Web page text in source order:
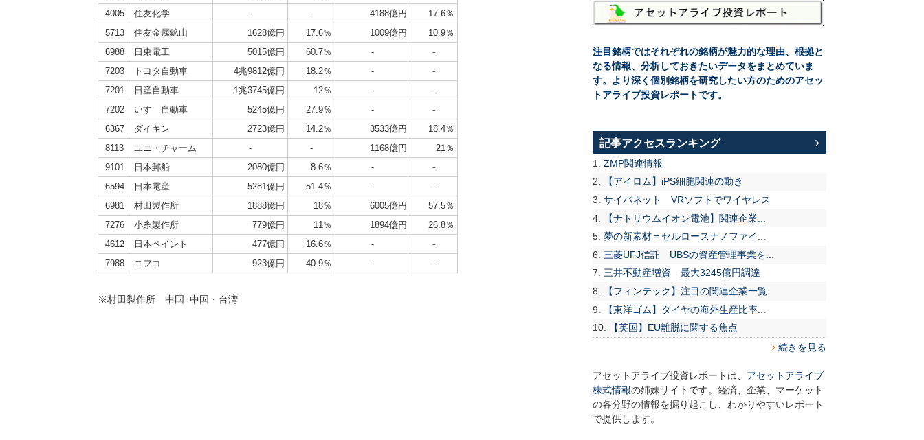
4005
住友化学 - - 4188億円
17.6％
5713
住友金属鉱山 1628億円 17.6％ 1009億円
10.9％
6988
日東電工 5015億円 60.7％ -
-
7203
トヨタ自動車 4兆9812億円 18.2％ -
-
7201
日産自動車 1兆3745億円 12％ -
-
7202
いすゞ自動車 5245億円 27.9％ -
-
6367
ダイキン 2723億円 14.2％ 3533億円
18.4％
8113
ユニ・チャーム - - 1168億円
21％
9101
日本郵船 2080億円 8.6％ -
-
6594
日本電産 5281億円 51.4％ -
-
6981
村田製作所 1888億円 18％ 6005億円
57.5％
7276
小糸製作所 779億円 11％ 1894億円
26.8％
4612
日本ペイント 477億円 16.6％ -
-
7988
ニフコ 923億円 40.9％ - -
※村田製作所 中国=中国・台湾
注目銘柄ではそれぞれの銘柄が魅力的な理由、根拠と
なる情報、分析しておきたいデータをまとめていま
す。より深く個別銘柄を研究したい方のためのアセッ
トアライブ投資レポートです。
記事アクセスランキング
ZMP関連情報
【アイロム】iPS細胞関連の動き
サイバネット VRソフトでワイヤレス
【ナトリウムイオン電池】関連企業...
夢の新素材＝セルロースナノファイ...
三菱UFJ信託 UBSの資産管理事業を...
三井不動産増資 最大3245億円調達
【フィンテック】注目の関連企業一覧
【東洋ゴム】タイヤの海外生産比率...
【英国】EU離脱に関する焦点
続きを見る
アセットアライブ投資レポートは、 アセットアライブ
株式情報の姉妹サイトです。経済、企業、マーケット
の各分野の情報を掘り起こし、わかりやすいレポート
で提供します。